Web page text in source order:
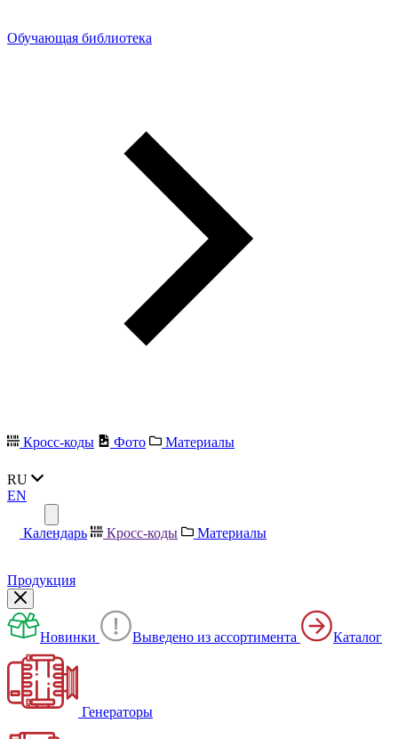
Обучающая библиотека
Кросс-коды Фото Материалы
RU
EN
Календарь Кросс-коды Материалы
Продукция
Новинки Выведено из ассортимента Каталог
Генераторы